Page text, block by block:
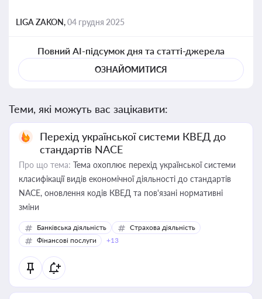
LIGA ZAKON,04 грудня 2025
Повний AI-підсумок дня та статті-джерела
ОЗНАЙОМИТИСЯ
Теми, які можуть вас зацікавити:
Перехід української системи КВЕД до
стандартів NACE
Про що тема: Тема охоплює перехід української системи
класифікації видів економічної діяльності до стандартів
NACE, оновлення кодів КВЕД та пов'язані нормативні
зміни
Банківська діяльність
Страхова діяльність
Фінансові послуги
+13